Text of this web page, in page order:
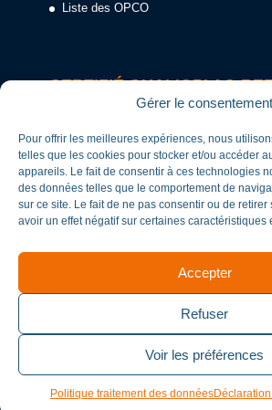
Gérer le consentement
Pour offrir les meilleures expériences, nous
telles que les cookies pour stocker et/ou accéder
appareils. Le fait de consentir à ces technologies
des données telles que le comportement de
sur ce site. Le fait de ne pas consentir ou de
avoir un effet négatif sur certaines caractéristiques
Accepter
Refuser
Voir les préférences
Politique traitement des données
Liste des OPCO
CERTIFIÉ QUALIOPI AC-
CERTIFICAT N° 634251